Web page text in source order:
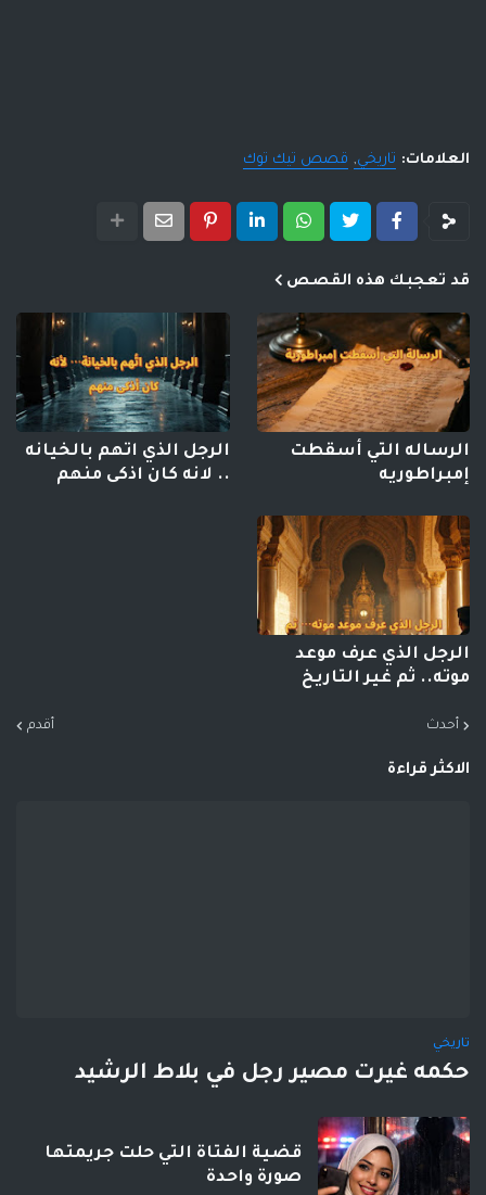
العلامات: تاريخي قصص تيك توك
قد تعجبك هذه القصص
الرساله التي أسقطت
إمبراطوريه
الرجل الذي اتهم بالخيانه
.. لانه كان اذكى منهم
الرجل الذي عرف موعد
موته.. ثم غير التاريخ
أحدث أقدم
الاكثر قراءة
تاريخي
حكمه غيرت مصير رجل في بلاط الرشيد
قضية الفتاة التي حلت جريمتها
صورة واحدة